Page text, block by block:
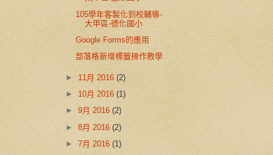
105學年客製化到校輔導-
大甲區-德化國小
Google Forms的應用
部落格新增標籤操作教學
► 11月 2016(2)
► 10月 2016(1)
►9月 2016(2)
►8月 2016(2)
►7月 2016(1)